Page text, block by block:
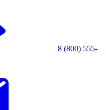
8 (800) 555-